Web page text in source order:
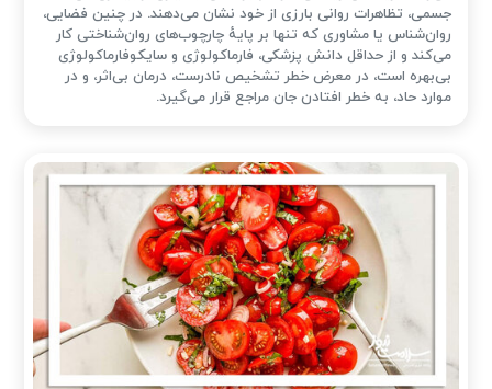
جسمی، تظاهرات روانی بارزی از خود نشان می‌دهند. در چنین فضایی،
روان‌شناس یا مشاوری که تنها بر پایهٔ چارچوب‌های روان‌شناختی کار
می‌کند و از حداقل دانش پزشکی، فارماکولوژی و سایکوفارماکولوژی
بی‌بهره است، در معرض خطر تشخیص نادرست، درمان بی‌اثر، و در
موارد حاد، به خطر افتادن جان مراجع قرار می‌گیرد.